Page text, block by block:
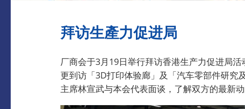
拜访生產力促进局
厂商会于3月19日举行拜访香港生产力促进局
更到访「3D打印体验廊」及「汽车零部件研究
主席林宣武与本会代表面谈，了解双方的最新